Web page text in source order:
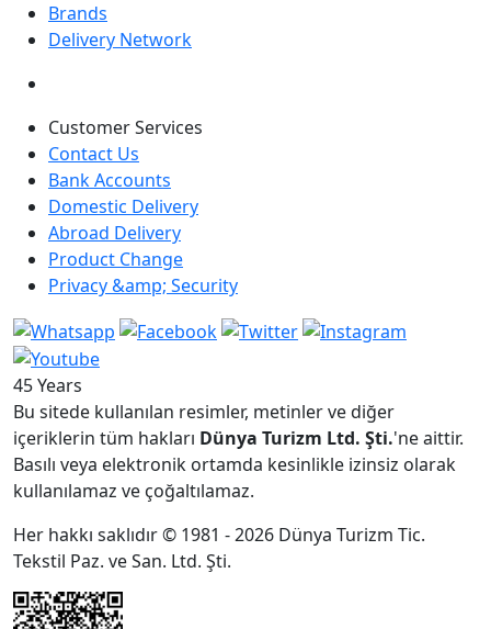
Brands
Delivery Network
Customer Services
Contact Us
Bank Accounts
Domestic Delivery
Abroad Delivery
Product Change
Privacy &amp; Security
45 Years
Bu sitede kullanılan resimler, metinler ve diğer
içeriklerin tüm hakları Dünya Turizm Ltd. Şti.'ne aittir.
Basılı veya elektronik ortamda kesinlikle izinsiz olarak
kullanılamaz ve çoğaltılamaz.
Her hakkı saklıdır © 1981 - 2026 Dünya Turizm Tic.
Tekstil Paz. ve San. Ltd. Şti.